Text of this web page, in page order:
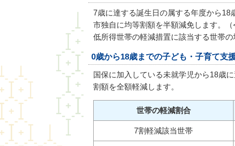
7歳に達する誕生日の属する年度から
市独自に均等割額を半額減免します。（
低所得世帯の軽減措置に該当する世帯
0歳から18歳までの子ども・子育て支
国保に加入している未就学児から18歳
割額を全額軽減します。
世帯の軽減割合
7割軽減該当世帯